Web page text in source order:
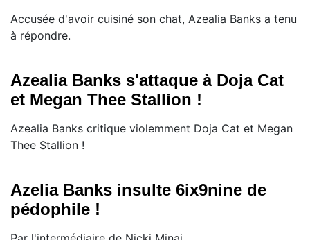
Accusée d'avoir cuisiné son chat, Azealia Banks a tenu
à répondre.
Azealia Banks s'attaque à Doja Cat
et Megan Thee Stallion !
Azealia Banks critique violemment Doja Cat et Megan
Thee Stallion !
Azelia Banks insulte 6ix9nine de
pédophile !